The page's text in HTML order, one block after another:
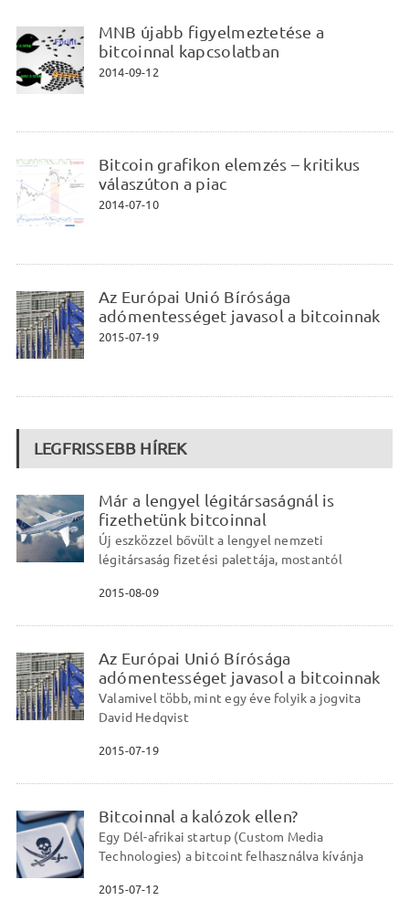
MNB újabb figyelmeztetése a
bitcoinnal kapcsolatban
2014-09-12
Bitcoin grafikon elemzés – kritikus
válaszúton a piac
2014-07-10
Az Európai Unió Bírósága
adómentességet javasol a bitcoinnak
2015-07-19
LEGFRISSEBB HÍREK
Már a lengyel légitársaságnál is
fizethetünk bitcoinnal
Új eszközzel bővült a lengyel nemzeti
légitársaság fizetési palettája, mostantól
2015-08-09
Az Európai Unió Bírósága
adómentességet javasol a bitcoinnak
Valamivel több, mint egy éve folyik a jogvita
David Hedqvist
2015-07-19
Bitcoinnal a kalózok ellen?
Egy Dél-afrikai startup (Custom Media
Technologies) a bitcoint felhasználva kívánja
2015-07-12